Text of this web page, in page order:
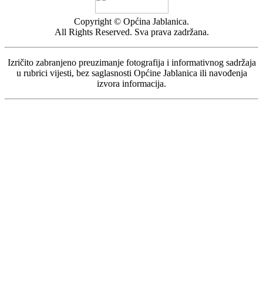
Copyright © Općina Jablanica.
All Rights Reserved. Sva prava zadržana.
Izričito zabranjeno preuzimanje fotografija i informativnog sadržaja
u rubrici vijesti, bez saglasnosti Općine Jablanica ili navođenja
izvora informacija.